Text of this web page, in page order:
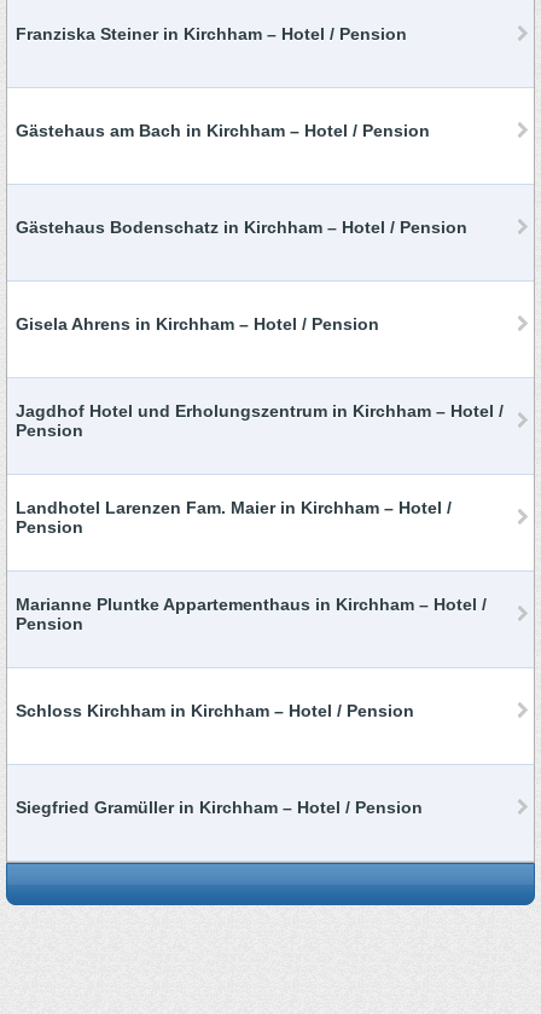
Franziska Steiner in Kirchham – Hotel / Pension
Gästehaus am Bach in Kirchham – Hotel / Pension
Gästehaus Bodenschatz in Kirchham – Hotel / Pension
Gisela Ahrens in Kirchham – Hotel / Pension
Jagdhof Hotel und Erholungszentrum in Kirchham – Hotel /
Pension
Landhotel Larenzen Fam. Maier in Kirchham – Hotel /
Pension
Marianne Pluntke Appartementhaus in Kirchham – Hotel /
Pension
Schloss Kirchham in Kirchham – Hotel / Pension
Siegfried Gramüller in Kirchham – Hotel / Pension